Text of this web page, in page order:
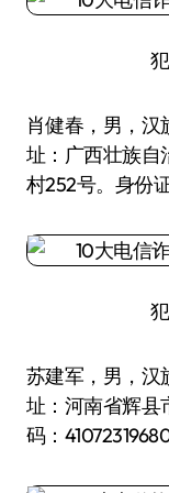
肖健春，男，汉
址：广西壮族自
村252号。身份证
苏建军，男，汉
址：河南省辉县
码：